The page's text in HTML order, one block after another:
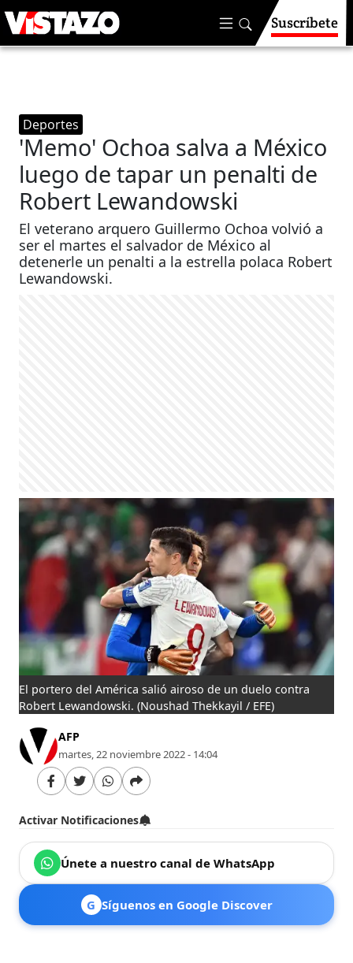
Suscríbete
Deportes
'Memo' Ochoa salva a México
luego de tapar un penalti de
Robert Lewandowski
El veterano arquero Guillermo Ochoa volvió a
ser el martes el salvador de México al
detenerle un penalti a la estrella polaca Robert
Lewandowski.
El portero del América salió airoso de un duelo contra
Robert Lewandowski. (Noushad Thekkayil / EFE)
AFP
martes, 22 noviembre 2022 - 14:04
Activar Notificaciones
Únete a nuestro canal de WhatsApp
G Síguenos en Google Discover